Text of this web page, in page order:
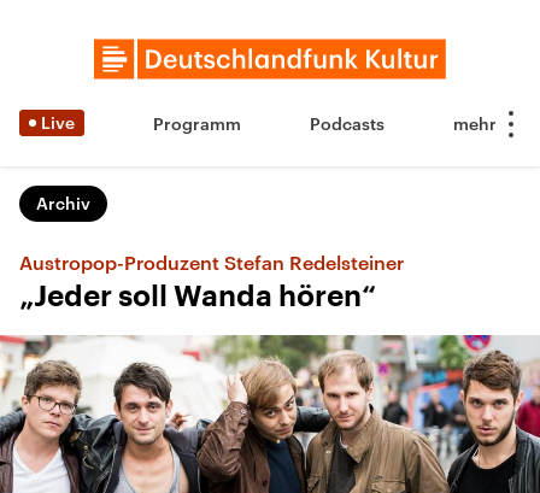
Live Programm Podcasts
Archiv
Austropop-Produzent Stefan Redelsteiner
„Jeder soll Wanda hören“